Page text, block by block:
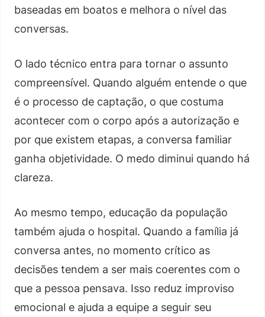
baseadas em boatos e melhora o nível das
conversas.
O lado técnico entra para tornar o assunto
compreensível. Quando alguém entende o que
é o processo de captação, o que costuma
acontecer com o corpo após a autorização e
por que existem etapas, a conversa familiar
ganha objetividade. O medo diminui quando há
clareza.
Ao mesmo tempo, educação da população
também ajuda o hospital. Quando a família já
conversa antes, no momento crítico as
decisões tendem a ser mais coerentes com o
que a pessoa pensava. Isso reduz improviso
emocional e ajuda a equipe a seguir seu